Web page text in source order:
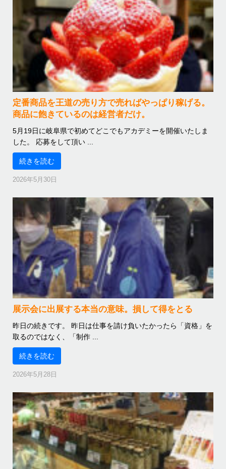
定番商品を王道の売り方で売ればやっぱり稼げる。
商品に飽きているのは経営者だけ。
5月19日に岐阜県で初めてどこでもアカデミーを開催いたしま
した。 応募をして頂い ...
続きを読む
2026年5月30日
展示会に出展する本当の意味。損して得をとる
昨日の続きです。 昨日は仕事を請け負いたかったら「資格」を
取るのではなく、「制作 ...
続きを読む
2026年5月28日